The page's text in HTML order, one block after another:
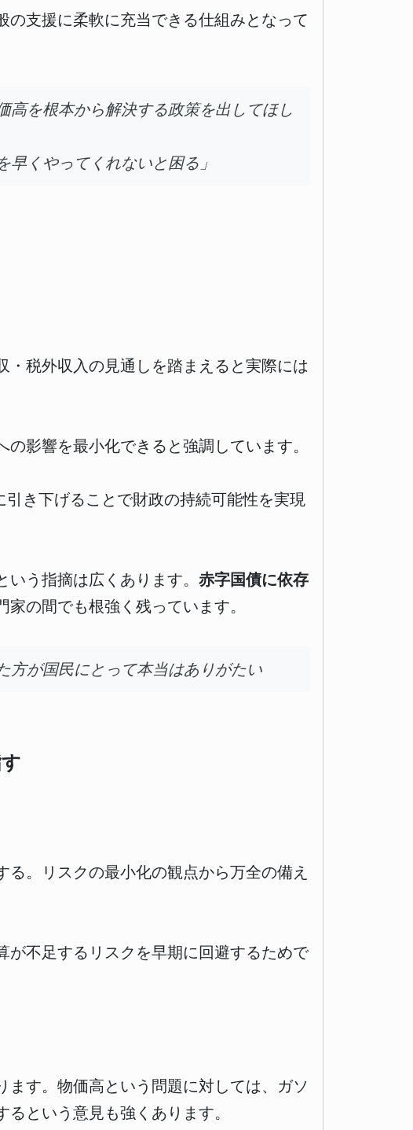
支援に柔軟に充当できる仕組みとなって
高を根本から解決する政策を出してほし
早くやってくれないと困る」
税外収入の見通しを踏まえると実際には
影響を最小化できると強調しています。
き下げることで財政の持続可能性を実現
う指摘は広くあります。 赤字国債に依存
の間でも根強く残っています。
方が国民にとって本当はありがたい
。リスクの最小化の観点から万全の備え
不足するリスクを早期に回避するためで
す。物価高という問題に対しては、ガソ
という意見も強くあります。